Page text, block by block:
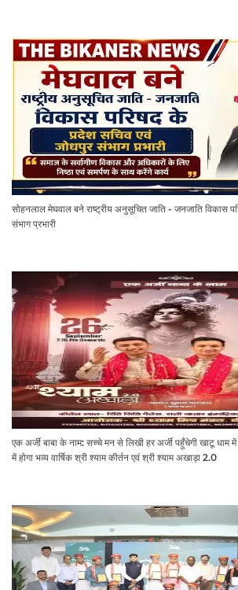
सोहनलाल मेघवाल बने राष्ट्रीय अनुसूचित जाति - जनजाति विकास
संभाग प्रभारी
एक अर्जी बाबा के नाम: सच्चे मन से लिखी हर अर्जी पहुँचेगी खाटू धाम
में होगा भव्य वार्षिक श्री श्याम कीर्तन एवं श्री श्याम अखाड़ा 2.0